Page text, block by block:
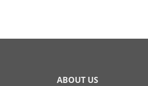
ABOUT US